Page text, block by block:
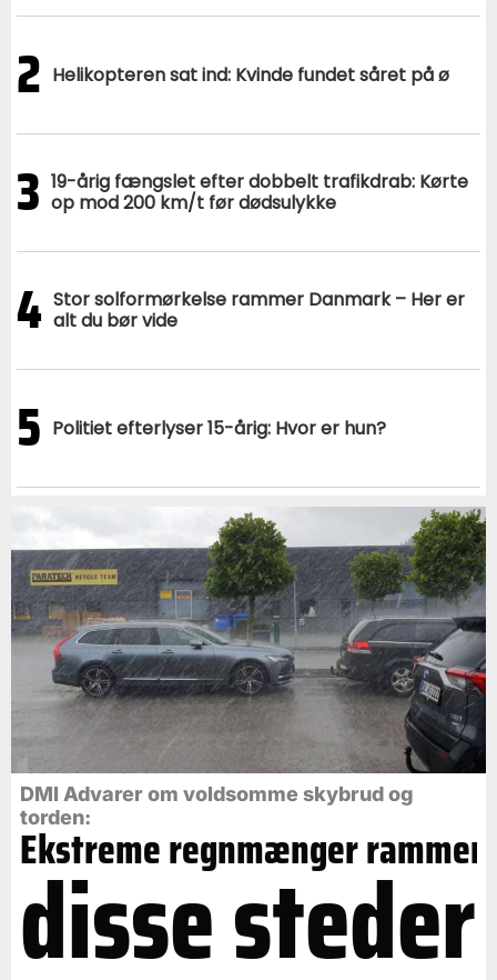
2 Helikopteren sat ind: Kvinde fundet såret på ø
3 19-årig fængslet efter dobbelt trafikdrab: Kørte
op mod 200 km/t før dødsulykke
4 Stor solformørkelse rammer Danmark – Her er
alt du bør vide
5 Politiet efterlyser 15-årig: Hvor er hun?
DMI Advarer om voldsomme skybrud og
torden:
Ekstreme regnmænger rammer
disse steder